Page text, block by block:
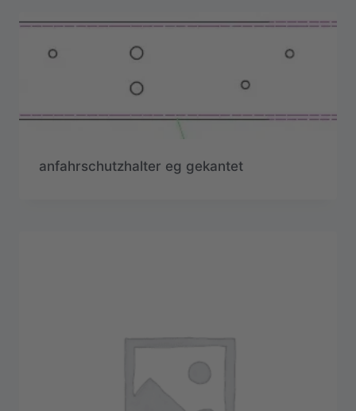
anfahrschutzhalter eg gekantet